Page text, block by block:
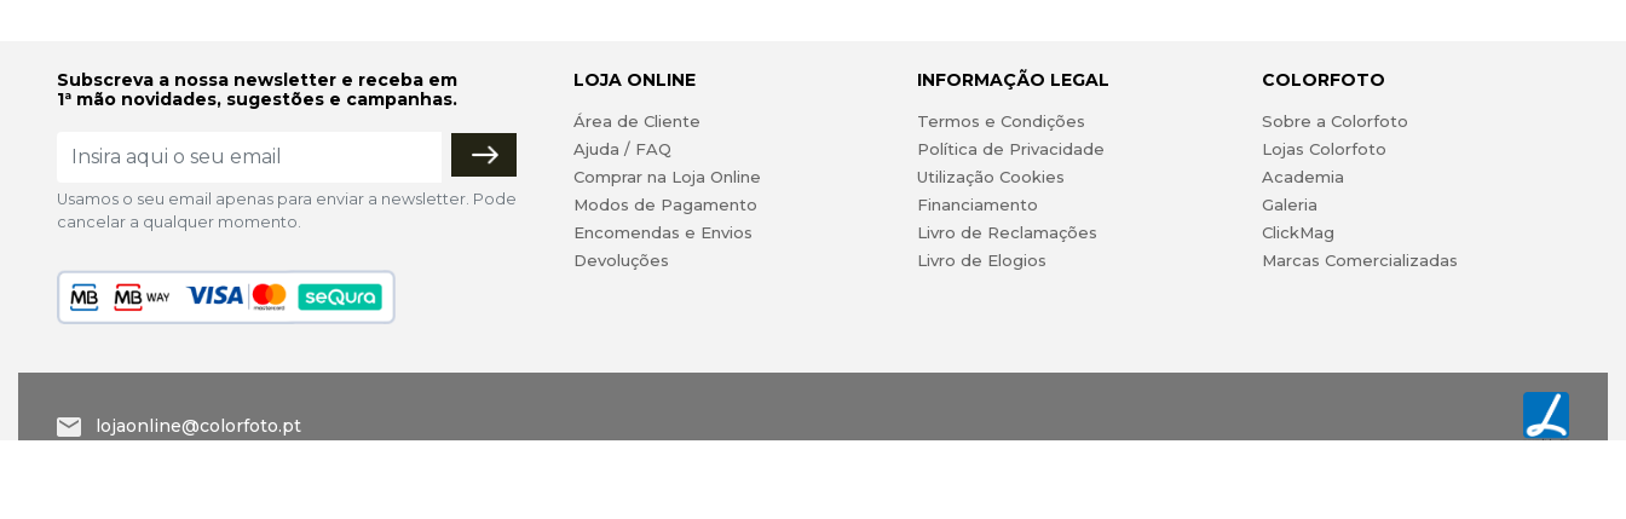
Subscreva a nossa newsletter e receba em
1ª mão novidades, sugestões e campanhas.
Usamos o seu email apenas para enviar a newsletter. Pode
cancelar a qualquer momento.
LOJA ONLINE
Área de Cliente
Ajuda / FAQ
Comprar na Loja Online
Modos de Pagamento
Encomendas e Envios
Devoluções
INFORMAÇÃO LEGAL
Termos e Condições
Política de Privacidade
Utilização Cookies
Financiamento
Livro de Reclamações
Livro de Elogios
COLORFOTO
Sobre a Colorfoto
Lojas Colorfoto
Academia
Galeria
ClickMag
Marcas Comercializadas
lojaonline@colorfoto.pt